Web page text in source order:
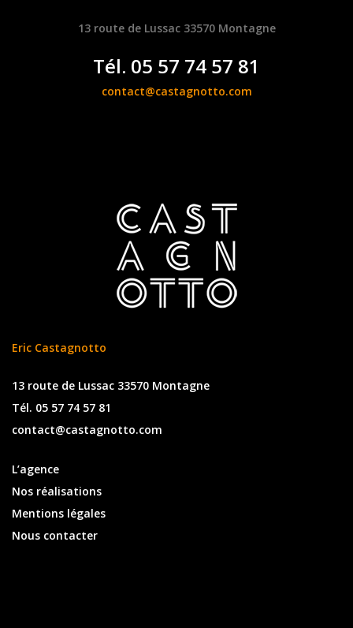
13 route de Lussac 33570 Montagne
Tél. 05 57 74 57 81
contact@castagnotto.com
Eric Castagnotto
13 route de Lussac 33570 Montagne
Tél. 05 57 74 57 81
contact@castagnotto.com
L’agence
Nos réalisations
Mentions légales
Nous contacter